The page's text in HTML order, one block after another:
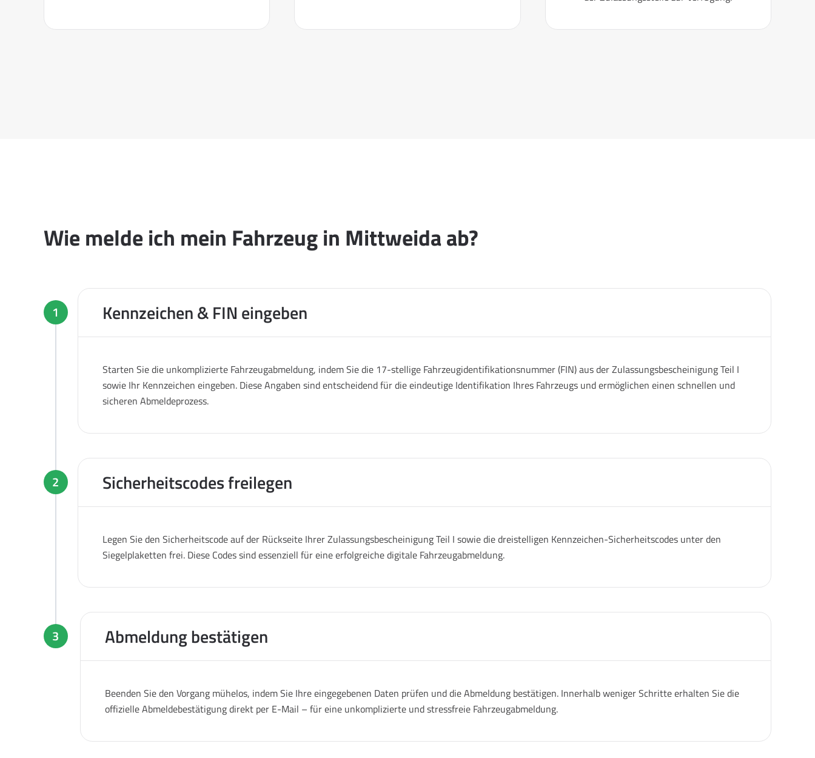
Wie melde ich mein Fahrzeug in Mittweida ab?
1 Kennzeichen & FIN eingeben
Starten Sie die unkomplizierte Fahrzeugabmeldung, indem Sie die 17-stellige Fahrzeugidentifikationsnummer (FIN) aus der Zulassungsbescheinigung Teil I
sowie Ihr Kennzeichen eingeben. Diese Angaben sind entscheidend für die eindeutige Identifikation Ihres Fahrzeugs und ermöglichen einen schnellen und
sicheren Abmeldeprozess.
2 Sicherheitscodes freilegen
Legen Sie den Sicherheitscode auf der Rückseite Ihrer Zulassungsbescheinigung Teil I sowie die dreistelligen Kennzeichen-Sicherheitscodes unter den
Siegelplaketten frei. Diese Codes sind essenziell für eine erfolgreiche digitale Fahrzeugabmeldung.
3 Abmeldung bestätigen
Beenden Sie den Vorgang mühelos, indem Sie Ihre eingegebenen Daten prüfen und die Abmeldung bestätigen. Innerhalb weniger Schritte erhalten Sie die
offizielle Abmeldebestätigung direkt per E-Mail – für eine unkomplizierte und stressfreie Fahrzeugabmeldung.